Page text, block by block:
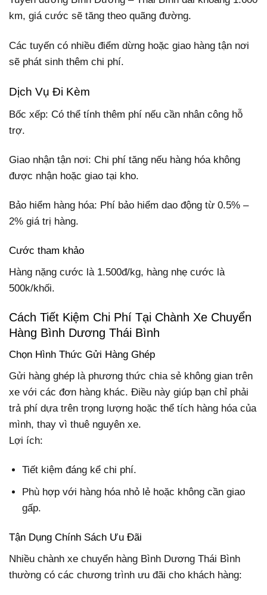
km, giá cước sẽ tăng theo quãng đường.
Các tuyến có nhiều điểm dừng hoặc giao hàng tận nơi
sẽ phát sinh thêm chi phí.
Dịch Vụ Đi Kèm
Bốc xếp: Có thể tính thêm phí nếu cần nhân công hỗ
trợ.
Giao nhận tận nơi: Chi phí tăng nếu hàng hóa không
được nhận hoặc giao tại kho.
Bảo hiểm hàng hóa: Phí bảo hiểm dao động từ 0.5% –
2% giá trị hàng.
Cước tham khảo
Hàng nặng cước là 1.500đ/kg, hàng nhẹ cước là
500k/khối.
Cách Tiết Kiệm Chi Phí Tại Chành Xe Chuyển
Hàng Bình Dương Thái Bình
Chọn Hình Thức Gửi Hàng Ghép
Gửi hàng ghép là phương thức chia sẻ không gian trên
xe với các đơn hàng khác. Điều này giúp bạn chỉ phải
trả phí dựa trên trọng lượng hoặc thể tích hàng hóa của
mình, thay vì thuê nguyên xe.
Lợi ích:
Tiết kiệm đáng kể chi phí.
Phù hợp với hàng hóa nhỏ lẻ hoặc không cần giao
gấp.
Tận Dụng Chính Sách Ưu Đãi
Nhiều chành xe chuyển hàng Bình Dương Thái Bình
thường có các chương trình ưu đãi cho khách hàng: